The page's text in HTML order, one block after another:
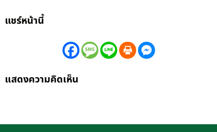
แชร์หน้านี้
แสดงความคิดเห็น